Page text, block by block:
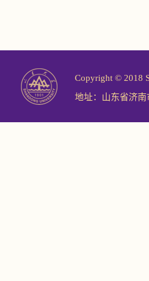
Copyright © 2018
地址：山东省济